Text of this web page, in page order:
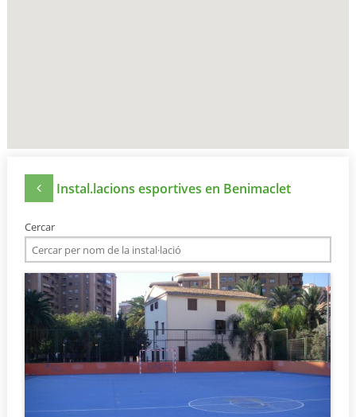
Instal.lacions esportives en Benimaclet
Cercar